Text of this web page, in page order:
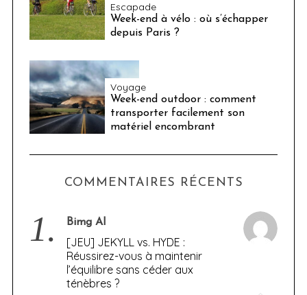
Escapade
Week-end à vélo : où s’échapper
depuis Paris ?
Voyage
Week-end outdoor : comment
transporter facilement son
matériel encombrant
COMMENTAIRES RÉCENTS
1. Bimg AI
[JEU] JEKYLL vs. HYDE :
Réussirez-vous à maintenir
l’équilibre sans céder aux
ténèbres ?